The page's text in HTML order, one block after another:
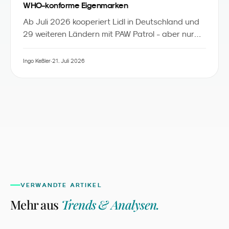
WHO-konforme Eigenmarken
Ab Juli 2026 kooperiert Lidl in Deutschland und
29 weiteren Ländern mit PAW Patrol - aber nur
Gemüse, die die WHO-Nährwertkriterien und
Ingo Keßler·21. Juli 2026
VERWANDTE ARTIKEL
Mehr aus Trends & Analysen.